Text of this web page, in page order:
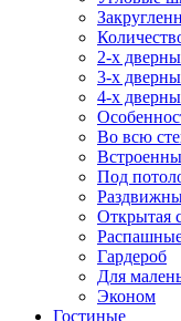
2-х
3-х
4-х
Во всю
Под
Открытая
Гардероб
Для
Эконом
Гостиные